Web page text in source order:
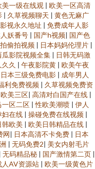
美一级在线观 | 欧美一区高清
| 久草视频聊天 | 黄色无麻广
视永久地址 | 免费成年人影
妖番号 | 国产h视频| 国产色
偷拍视频 | 日本妈妈伦理片 |
瓜影院视频全集 | 日韩无码激
久 | 午夜影院黄 | 欧美午夜
日本三级免费电影 | 成年男人
利免费视频 | 久草视频免费资
欧美三区| 高清对白国产在线 |
一区二区 |性欧美潮喷 | 伊人
妇在线 | 操碰免费在线视频 |
韩欧美 | 欧美日韩精品在线 |
网| 日本高清不卡免费 | 日本
| 无码免费2| 美女内射毛片
无码精品秘 | 国产激情第二页 |
人AV资源站 | 欧美一级黄色片